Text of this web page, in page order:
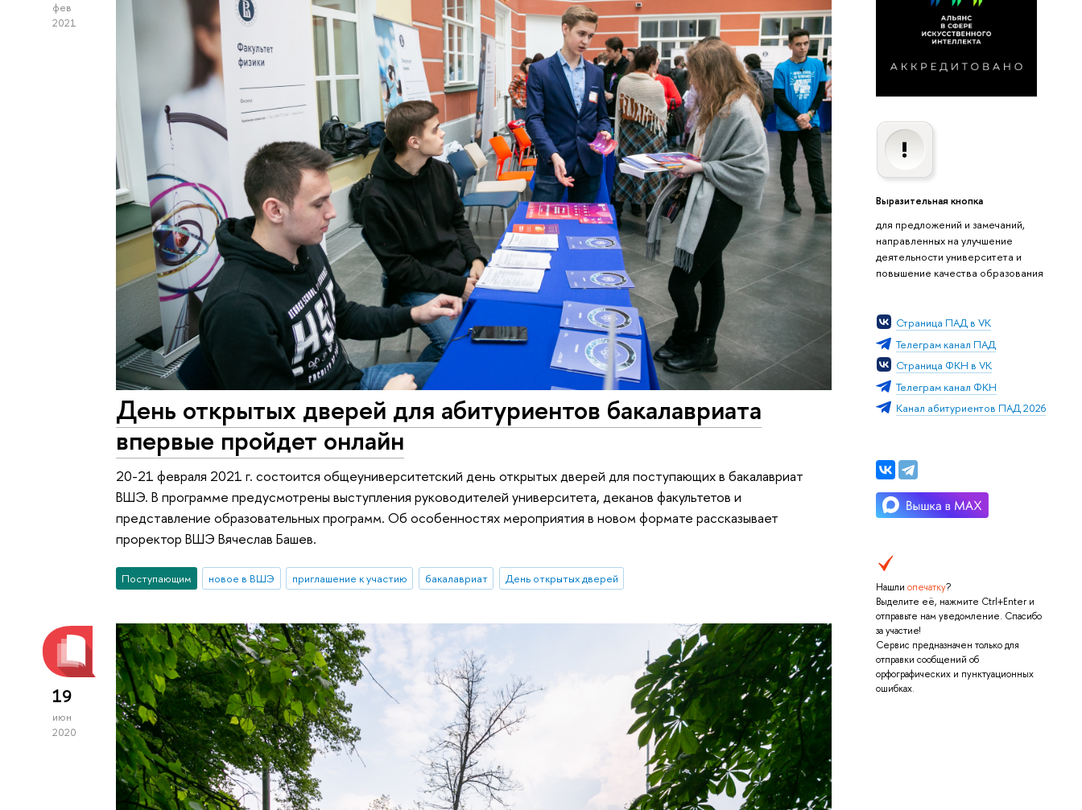
Выразительная кнопка
для предложений и замечаний,
направленных на улучшение
деятельности университета и
повышение качества образования
Страница ПАД в VK
Телеграм канал ПАД
Страница ФКН в VK
Телеграм канал ФКН
Канал абитуриентов ПАД 2026
Нашли опечатку?
Выделите её, нажмите Ctrl+Enter и
отправьте нам уведомление. Спасибо
за участие!
Сервис предназначен только для
отправки сообщений об
орфографических и пунктуационных
ошибках.
фев
2021
День открытых дверей для абитуриентов бакалавриата
впервые пройдет онлайн
20-21 февраля 2021 г. состоится общеуниверситетский день открытых дверей для поступающих в бакалавриат
ВШЭ. В программе предусмотрены выступления руководителей университета, деканов факультетов и
представление образовательных программ. Об особенностях мероприятия в новом формате рассказывает
проректор ВШЭ Вячеслав Башев.
Поступающим новое в ВШЭ приглашение к участию бакалавриат День открытых дверей
19
июн
2020